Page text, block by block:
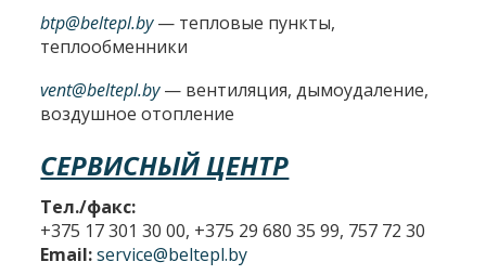
btp@beltepl.by— тепловые пункты,
теплообменники
vent@beltepl.by— вентиляция, дымоудаление,
воздушное отопление
СЕРВИСНЫЙ ЦЕНТР
Тел./факс:
+375 17 301 30 00, +375 29 680 35 99, 757 72 30
Email: service@beltepl.by